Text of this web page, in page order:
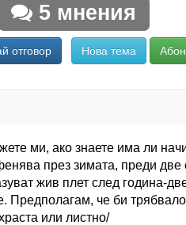
5 мнения
отговор Нова тема
ми, ако знаете има ли
през зимата, преди
жив плет след година-
Предполагам, че би
или листно/